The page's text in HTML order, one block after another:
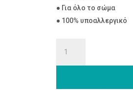
● Για όλο το σώμα
● 100% υποαλλεργικό